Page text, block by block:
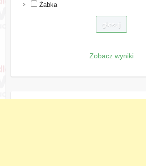
Żabka
Zobacz wyniki